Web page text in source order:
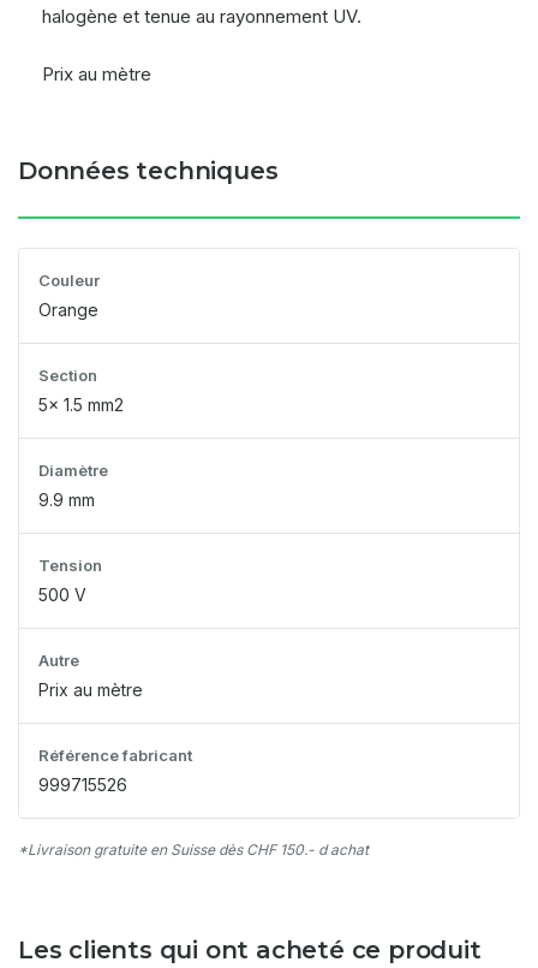
halogène et tenue au rayonnement UV.
Prix au mètre
Données techniques
Couleur
Orange
Section
5x 1.5 mm2
Diamètre
9.9 mm
Tension
500 V
Autre
Prix au mètre
Référence fabricant
999715526
*Livraison gratuite en Suisse dès CHF 150.- d achat
Les clients qui ont acheté ce produit